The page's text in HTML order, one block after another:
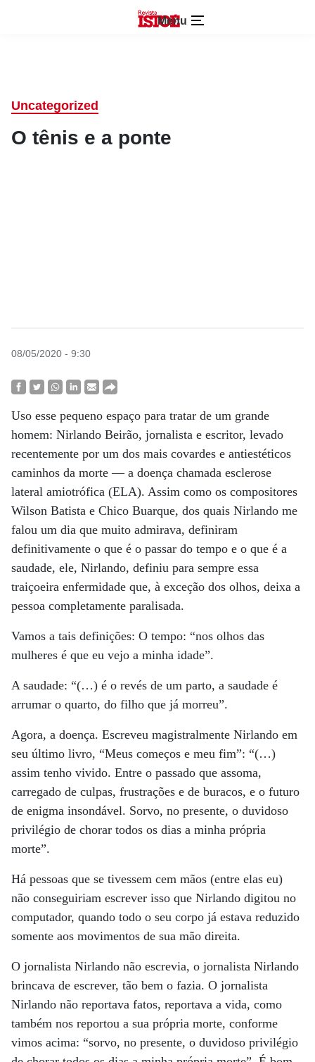
Menu
Uncategorized
O tênis e a ponte
08/05/2020 - 9:30
Uso esse pequeno espaço para tratar de um grande
homem: Nirlando Beirão, jornalista e escritor, levado
recentemente por um dos mais covardes e antiestéticos
caminhos da morte — a doença chamada esclerose
lateral amiotrófica (ELA). Assim como os compositores
Wilson Batista e Chico Buarque, dos quais Nirlando me
falou um dia que muito admirava, definiram
definitivamente o que é o passar do tempo e o que é a
saudade, ele, Nirlando, definiu para sempre essa
traiçoeira enfermidade que, à exceção dos olhos, deixa a
pessoa completamente paralisada.
Vamos a tais definições: O tempo: “nos olhos das
mulheres é que eu vejo a minha idade”.
A saudade: “(…) é o revés de um parto, a saudade é
arrumar o quarto, do filho que já morreu”.
Agora, a doença. Escreveu magistralmente Nirlando em
seu último livro, “Meus começos e meu fim”: “(…)
assim tenho vivido. Entre o passado que assoma,
carregado de culpas, frustrações e de buracos, e o futuro
de enigma insondável. Sorvo, no presente, o duvidoso
privilégio de chorar todos os dias a minha própria
morte”.
Há pessoas que se tivessem cem mãos (entre elas eu)
não conseguiriam escrever isso que Nirlando digitou no
computador, quando todo o seu corpo já estava reduzido
somente aos movimentos de sua mão direita.
O jornalista Nirlando não escrevia, o jornalista Nirlando
brincava de escrever, tão bem o fazia. O jornalista
Nirlando não reportava fatos, reportava a vida, como
também nos reportou a sua própria morte, conforme
vimos acima: “sorvo, no presente, o duvidoso privilégio